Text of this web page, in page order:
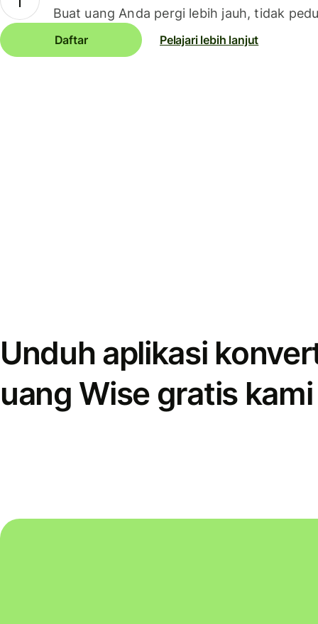
Buat uang Anda pergi lebih jauh, tidak
Daftar Pelajari lebih lanjut
Unduh aplikasi
uang Wise gratis kami